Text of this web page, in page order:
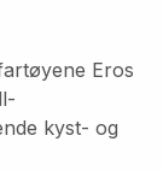
Eros
kyst- og